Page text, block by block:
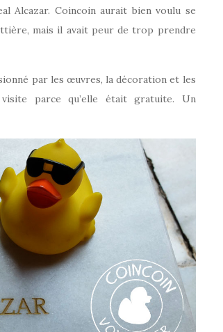
Alcazar. Coincoin aurait bien voulu se
mais il avait peur de trop prendre
par les œuvres, la décoration et les
parce qu’elle était gratuite. Un